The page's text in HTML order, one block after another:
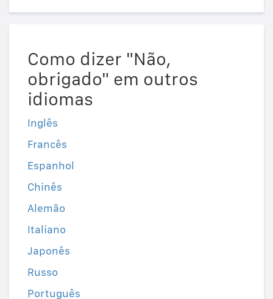
Como dizer "Não,
obrigado" em outros
idiomas
Inglês
Francês
Espanhol
Chinês
Alemão
Italiano
Japonês
Russo
Português